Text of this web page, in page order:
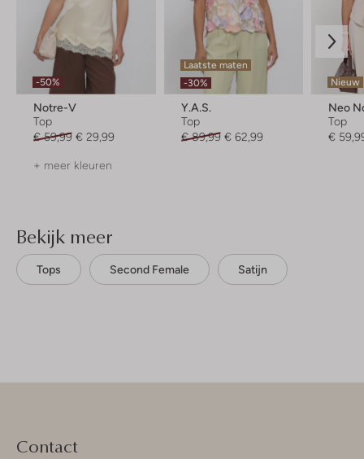
-50%
Notre-V
Top
€ 59,99 € 29,99
+ meer kleuren
Laatste maten
-30%
Y.a.s.
Top
€ 89,99 € 62,99
Nieuw
Neo
Top
€
Bekijk meer
Tops Second Female Satijn
Contact